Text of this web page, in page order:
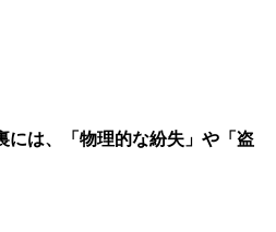
には、「物理的な紛失」や「盗